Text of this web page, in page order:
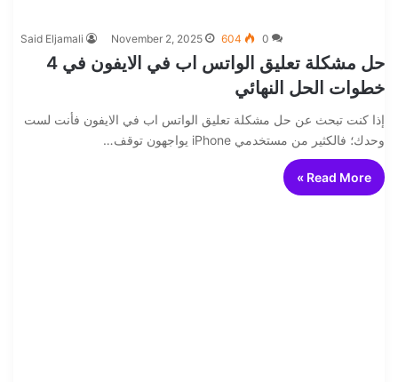
Said Eljamali November 2, 2025 0
604
حل مشكلة تعليق الواتس اب في الايفون في 4
خطوات الحل النهائي
إذا كنت تبحث عن حل مشكلة تعليق الواتس اب في الايفون فأنت لست
وحدك؛ فالكثير من مستخدمي iPhone يواجهون توقف…
Read More »